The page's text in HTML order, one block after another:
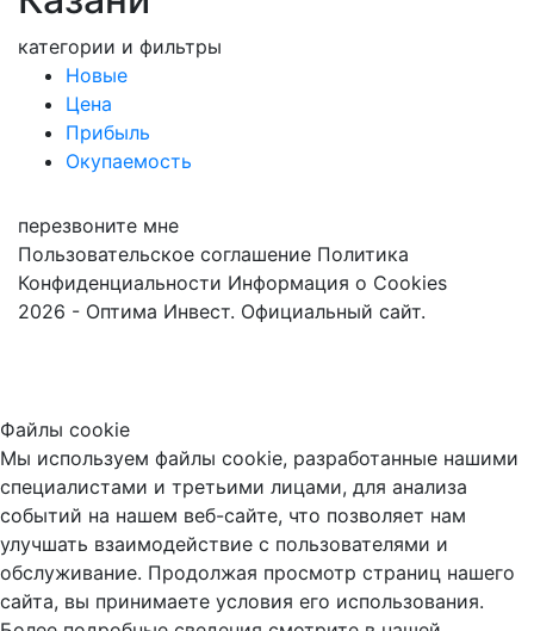
категории и фильтры
Новые
Цена
Прибыль
Окупаемость
перезвоните мне
Пользовательское соглашение Политика
Конфиденциальности Информация о Cookies
2026 - Оптима Инвест. Официальный сайт.
Файлы cookie
Мы используем файлы cookie, разработанные нашими
специалистами и третьими лицами, для анализа
событий на нашем веб-сайте, что позволяет нам
улучшать взаимодействие с пользователями и
обслуживание. Продолжая просмотр страниц нашего
сайта, вы принимаете условия его использования.